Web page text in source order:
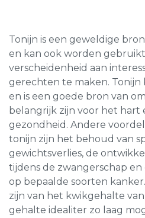
Tonijn is een geweldige
en kan ook worden
verscheidenheid aan
gerechten te maken.
en is een goede bron van
belangrijk zijn voor het hart
gezondheid. Andere
tonijn zijn het behoud van
gewichtsverlies, de
tijdens de zwangerschap
op bepaalde soorten
zijn van het kwikgehalte
gehalte idealiter zo laag